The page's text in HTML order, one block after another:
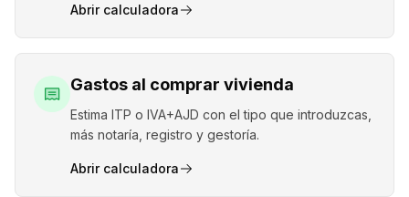
Abrir calculadora
Gastos al comprar vivienda
Estima ITP o IVA+AJD con el tipo que introduzcas,
más notaría, registro y gestoría.
Abrir calculadora